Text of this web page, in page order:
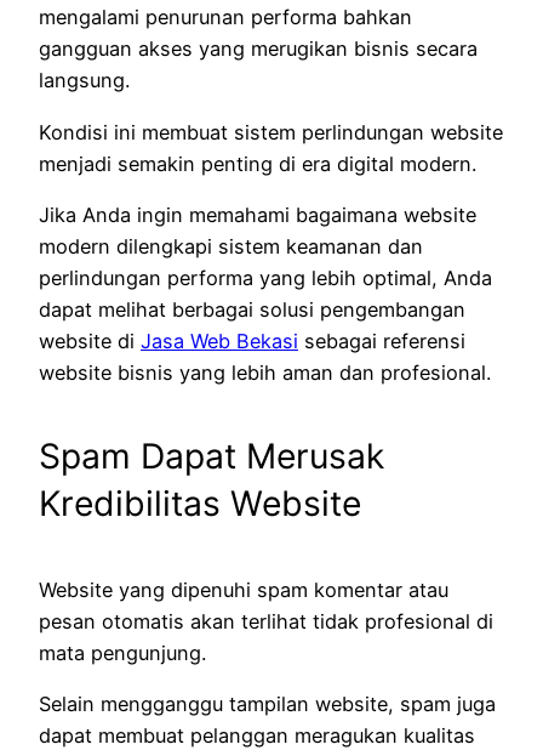
mengalami penurunan performa bahkan
gangguan akses yang merugikan bisnis secara
langsung.
Kondisi ini membuat sistem perlindungan website
menjadi semakin penting di era digital modern.
Jika Anda ingin memahami bagaimana website
modern dilengkapi sistem keamanan dan
perlindungan performa yang lebih optimal, Anda
dapat melihat berbagai solusi pengembangan
website di Jasa Web Bekasi sebagai referensi
website bisnis yang lebih aman dan profesional.
Spam Dapat Merusak
Kredibilitas Website
Website yang dipenuhi spam komentar atau
pesan otomatis akan terlihat tidak profesional di
mata pengunjung.
Selain mengganggu tampilan website, spam juga
dapat membuat pelanggan meragukan kualitas